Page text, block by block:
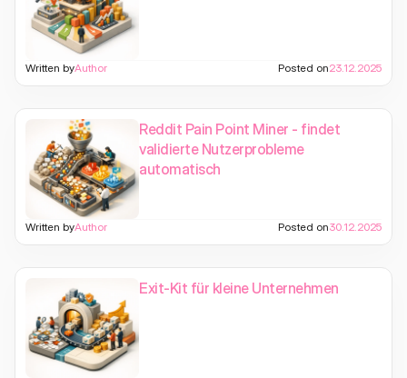
Written byAuthor Posted on23.12.2025
Reddit Pain Point Miner - findet
validierte Nutzerprobleme
automatisch
Written byAuthor Posted on30.12.2025
Exit-Kit für kleine Unternehmen